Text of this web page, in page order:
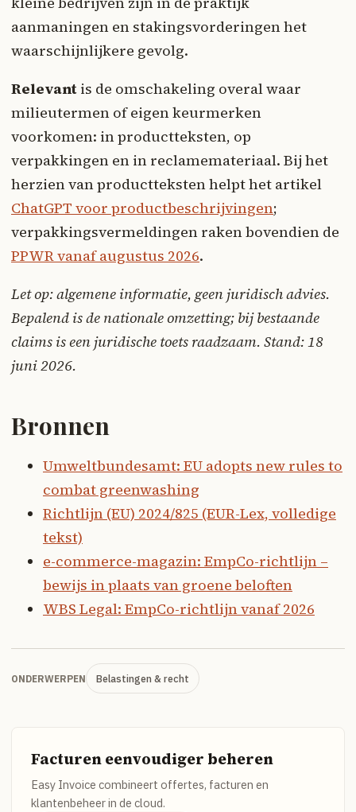
aanmaningen en stakingsvorderingen het
waarschijnlijkere gevolg.
Relevant is de omschakeling overal waar
milieutermen of eigen keurmerken
voorkomen: in productteksten, op
verpakkingen en in reclamemateriaal. Bij het
herzien van productteksten helpt het artikel
ChatGPT voor productbeschrijvingen;
verpakkingsvermeldingen raken bovendien de
PPWR vanaf augustus 2026.
Let op: algemene informatie, geen juridisch advies.
Bepalend is de nationale omzetting; bij bestaande
claims is een juridische toets raadzaam. Stand: 18
juni 2026.
Bronnen
Umweltbundesamt: EU adopts new rules to
combat greenwashing
Richtlijn (EU) 2024/825 (EUR-Lex, volledige
tekst)
e-commerce-magazin: EmpCo-richtlijn –
bewijs in plaats van groene beloften
WBS Legal: EmpCo-richtlijn vanaf 2026
ONDERWERPEN Belastingen & recht
Facturen eenvoudiger beheren
Easy Invoice combineert offertes, facturen en
klantenbeheer in de cloud.